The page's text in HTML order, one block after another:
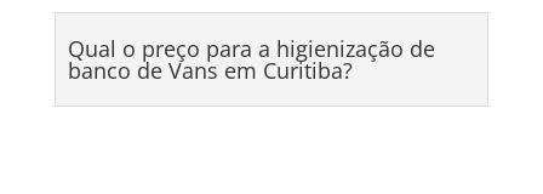
Qual o preço para a higienização de
banco de Vans em Curitiba?